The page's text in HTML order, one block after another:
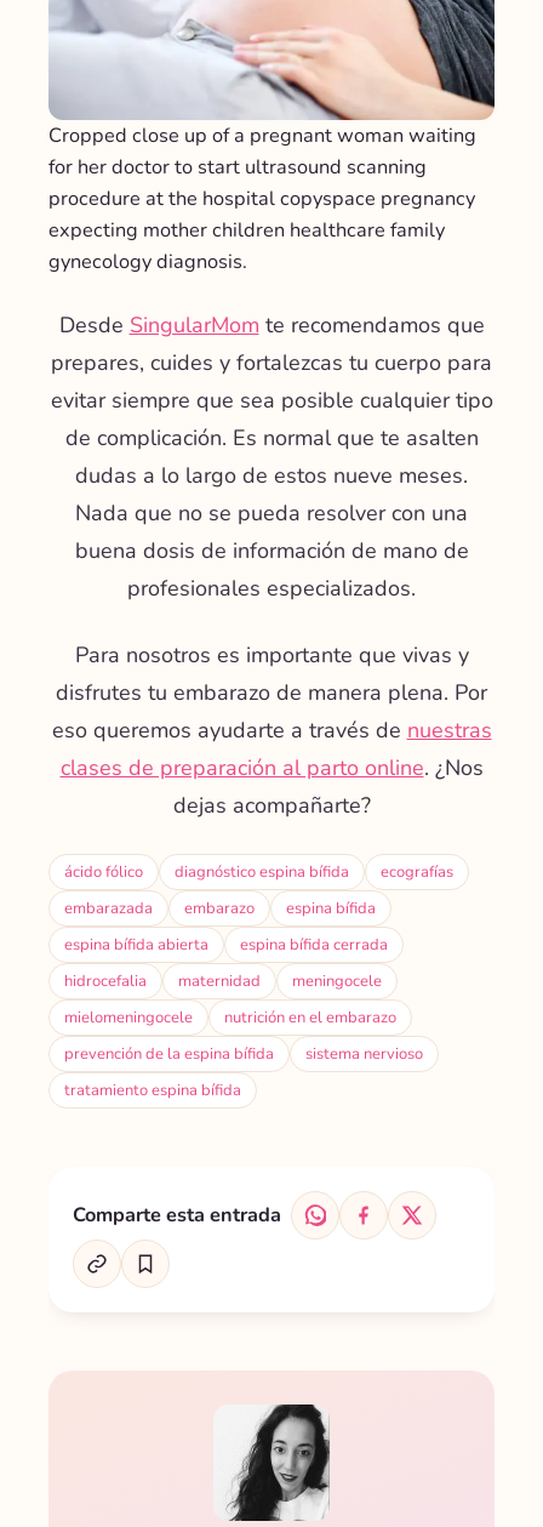
Cropped close up of a pregnant woman waiting
for her doctor to start ultrasound scanning
procedure at the hospital copyspace pregnancy
expecting mother children healthcare family
gynecology diagnosis.
Desde SingularMom te recomendamos que
prepares, cuides y fortalezcas tu cuerpo para
evitar siempre que sea posible cualquier tipo
de complicación. Es normal que te asalten
dudas a lo largo de estos nueve meses.
Nada que no se pueda resolver con una
buena dosis de información de mano de
profesionales especializados.
Para nosotros es importante que vivas y
disfrutes tu embarazo de manera plena. Por
eso queremos ayudarte a través de nuestras
clases de preparación al parto online. ¿Nos
dejas acompañarte?
ácido fólico diagnóstico espina bífida
ecografías
embarazada
embarazo
espina bífida
espina bífida abierta
espina bífida cerrada
hidrocefalia
maternidad
meningocele
mielomeningocele
nutrición en el embarazo
prevención de la espina bífida
sistema nervioso
tratamiento espina bífida
Comparte esta entrada